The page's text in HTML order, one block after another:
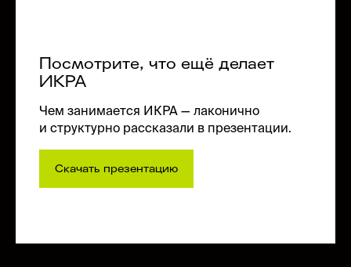
Посмотрите, что ещё делает
ИКРА
Чем занимается ИКРА — лаконично
и структурно рассказали в презентации.
Скачать презентацию
Подробнее
концепция